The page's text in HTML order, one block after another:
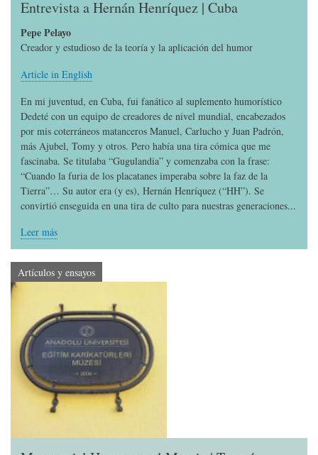
Entrevista a Hernán Henríquez | Cuba
Pepe Pelayo
Creador y estudioso de la teoría y la aplicación del humor
Article in English
En mi juventud, en Cuba, fui fanático al suplemento humorístico
Dedeté con un equipo de creadores de nivel mundial, encabezados
por mis coterráneos matanceros Manuel, Carlucho y Juan Padrón,
más Ajubel, Tomy y otros. Pero había una tira cómica que me
fascinaba. Se titulaba “Gugulandia” y comenzaba con la frase:
“Cuando la furia de los placatanes imperaba sobre la faz de la
Tierra”… Su autor era (y es), Hernán Henríquez (“HH”). Se
convirtió enseguida en una tira de culto para nuestras generaciones...
Leer más
Artículos y ensayos